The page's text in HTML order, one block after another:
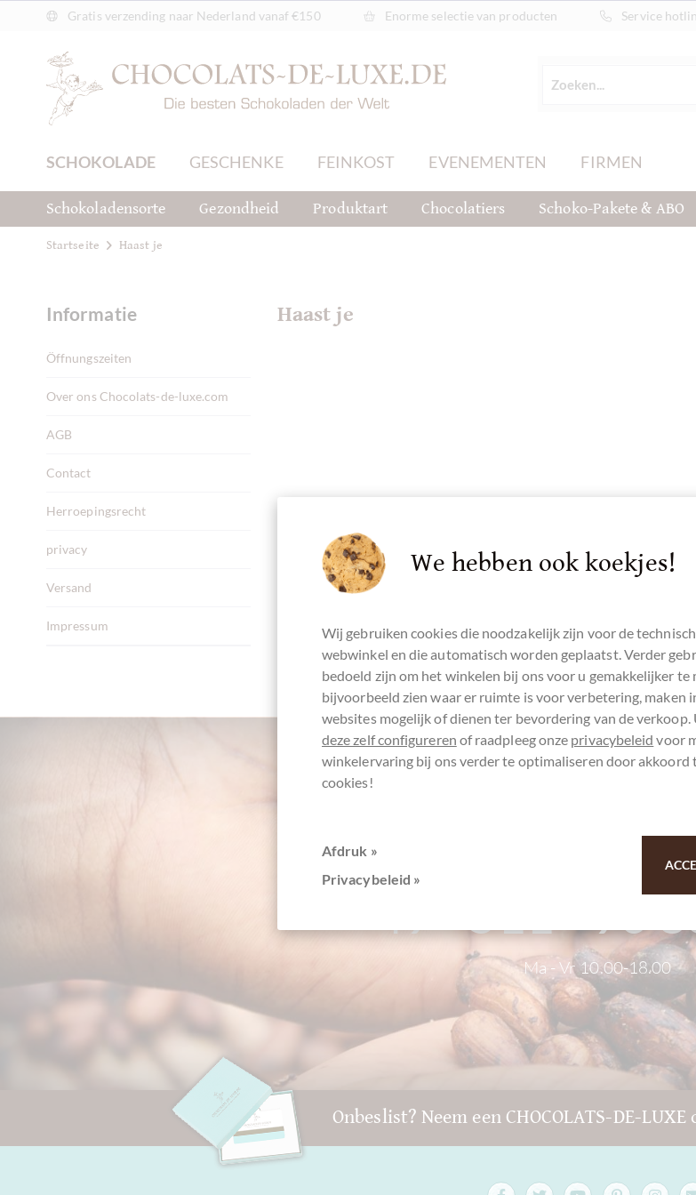
Gratis verzending naar Nederland vanaf €150 Enorme selectie van producten Service
SCHOKOLADE GESCHENKE FEINKOST EVENEMENTEN FIRMEN
Schokoladensorte Gezondheid Produktart Chocolatiers Schoko-Pakete & ABO
Startseite Haast je
Informatie
Öffnungszeiten
Over ons Chocolats-de-luxe.com
AGB
Contact
Herroepingsrecht
privacy
Versand
Impressum
Haast je
+49 - 511 - 90
Ma - Vr 10.00-18.00
Onbeslist? Neem een CHOCOLATS-DE-LUXE
We hebben ook koekjes!
Wij gebruiken cookies die noodzakelijk zijn voor de
webwinkel en die automatisch worden geplaatst. Verder
bedoeld zijn om het winkelen bij ons voor u gemakkelijker te
bijvoorbeeld zien waar er ruimte is voor verbetering, maken
websites mogelijk of dienen ter bevordering van de verkoop.
deze zelf configureren of raadpleeg onze privacybeleid voor
winkelervaring bij ons verder te optimaliseren door akkoord
cookies!
Afdruk »
Privacybeleid »